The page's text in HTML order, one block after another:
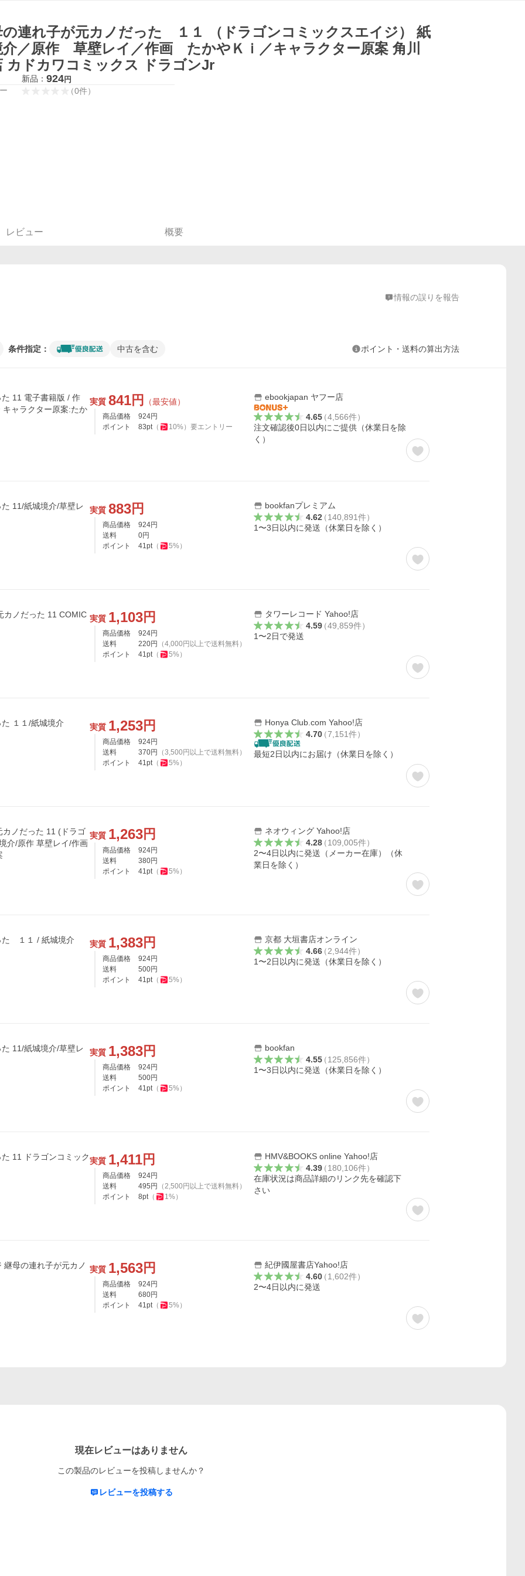
の連れ子が元カノだった １１ （ドラゴンコミックスエイジ） 紙
介／原作 草壁レイ／作画 たかやＫｉ／キャラクター原案 角川
カドカワコミックス ドラゴンJr
新品： 924円
（0件）
レビュー 概要
情報の誤りを報告
条件指定： 中古を含む ポイント・送料の算出方法
11 電子書籍版 / 作
ャラクター原案:たか
実質 841円 （最安値）
商品価格 924円
ポイント
83pt（ 10%） 要エントリー
ebookjapan ヤフー店
4.65（4,566件）
注文確認後0日以内にご提供（休業日を除
く）
11/紙城境介/草壁レ 実質 883円
商品価格 924円
送料
0円
ポイント
41pt（ 5%）
bookfanプレミアム
4.62（140,891件）
1〜3日以内に発送（休業日を除く）
カノだった 11 COMIC 実質 1,103円
商品価格 924円
送料
220円 （4,000 円以上で送料無料）
ポイント
41pt（ 5%）
タワーレコード Yahoo!店
4.59（49,859件）
1〜2日で発送
１１/紙城境介 実質 1,253円
商品価格 924円
送料
370円 （3,500 円以上で送料無料）
ポイント
41pt（ 5%）
Honya Club.com Yahoo!店
4.70（7,151件）
最短2日以内にお届け（休業日を除く）
ノだった 11 (ドラゴ
介/原作 草壁レイ/作画
実質 1,263円
商品価格 924円
送料
380円
ポイント
41pt（ 5%）
ネオウィング Yahoo!店
4.28（109,005件）
2〜4日以内に発送（メーカー在庫）（休
業日を除く）
た １１ / 紙城境介 実質 1,383円
商品価格 924円
送料
500円
ポイント
41pt（ 5%）
京都 大垣書店オンライン
4.66（2,944件）
1〜2日以内に発送（休業日を除く）
11/紙城境介/草壁レ 実質 1,383円
商品価格 924円
送料
500円
ポイント
41pt（ 5%）
bookfan
4.55（125,856件）
1〜3日以内に発送（休業日を除く）
11 ドラゴンコミック実質 1,411円
商品価格 924円
送料
495 円 （2,500 円以上で送料無料）
ポイント
8pt（ 1%）
HMV&BOOKS online Yahoo!店
4.39（180,106件）
在庫状況は商品詳細のリンク先を確認下
さい
実質 1,563円
商品価格 924円
送料
680円
ポイント
41pt（ 5%）
紀伊國屋書店Yahoo!店
4.60（1,602件）
2〜4日以内に発送
現在レビューはありません
この製品のレビューを投稿しませんか？
レビューを投稿する